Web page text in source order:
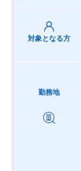
対象となる方
勤務地